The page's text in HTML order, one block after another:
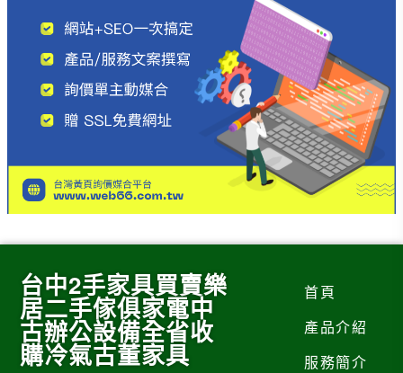
台中2手家具買賣樂
居二手傢俱家電中
古辦公設備全省收
購冷氣古董家具
首頁
產品介紹
服務簡介